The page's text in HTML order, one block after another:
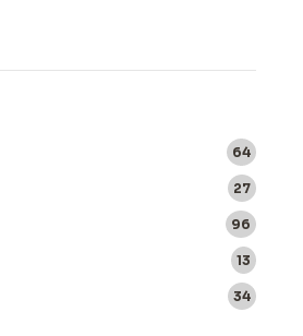
64
27
96
13
34